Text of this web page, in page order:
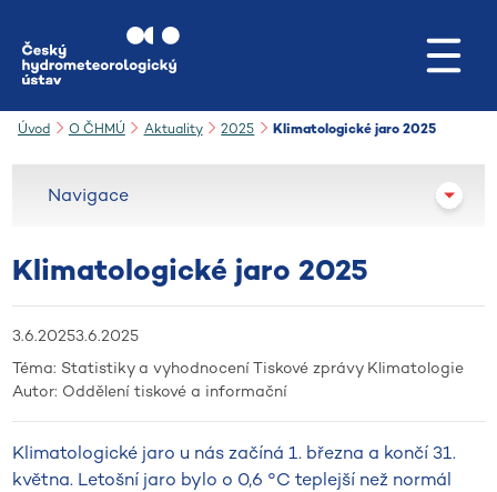
Úvod O ČHMÚ Aktuality 2025 Klimatologické jaro 2025
Klimatologické jaro 2025
3.6.20253.6.2025
Téma: Statistiky a vyhodnoceníTiskové zprávy Klimatologie
Autor: Oddělení tiskové a informační
Klimatologické jaro u nás začíná 1. března a končí 31.
května. Letošní jaro bylo o 0,6 °C teplejší než normál
Navigace